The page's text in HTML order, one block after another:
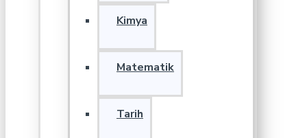
Kimya
Matematik
Tarih